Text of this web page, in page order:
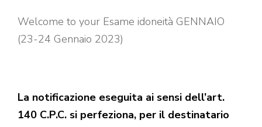
Welcome to your Esame idoneità GENNAIO
(23-24 Gennaio 2023)
La notificazione eseguita ai sensi dell’art.
140 C.P.C. si perfeziona, per il destinatario